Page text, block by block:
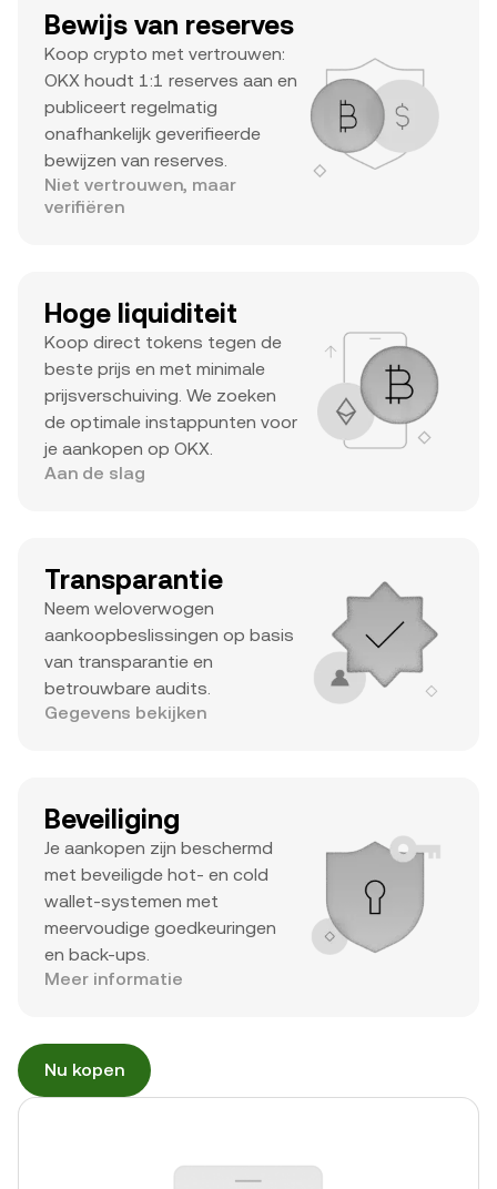
Bewijs van reserves
Koop crypto met vertrouwen:
OKX houdt 1:1 reserves aan en
publiceert regelmatig
onafhankelijk geverifieerde
bewijzen van reserves.
Niet vertrouwen, maar
verifiëren
Hoge liquiditeit
Koop direct tokens tegen de
beste prijs en met minimale
prijsverschuiving. We zoeken
de optimale instappunten voor
je aankopen op OKX.
Aan de slag
Transparantie
Neem weloverwogen
aankoopbeslissingen op basis
van transparantie en
betrouwbare audits.
Gegevens bekijken
Beveiliging
Je aankopen zijn beschermd
met beveiligde hot- en cold
wallet-systemen met
meervoudige goedkeuringen
en back-ups.
Meer informatie
Nu kopen